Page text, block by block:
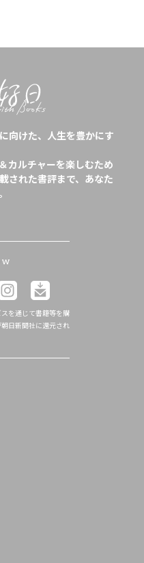
向けた、人生を豊かにす
カルチャーを楽しむため
された書評まで、あなた
を通じて書籍等を購
日新聞社に還元され